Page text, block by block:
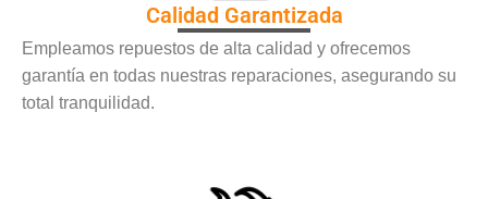
Calidad Garantizada
Empleamos repuestos de alta calidad y ofrecemos
garantía en todas nuestras reparaciones, asegurando su
total tranquilidad.